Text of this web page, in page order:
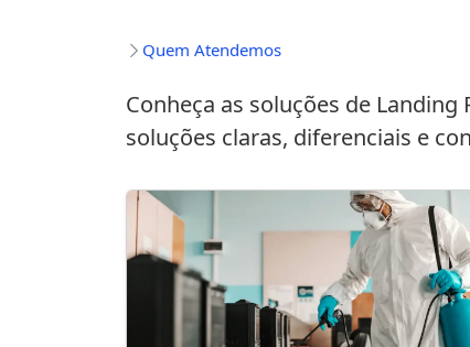
Quem Atendemos
Conheça as soluções de Landing
soluções claras, diferenciais e